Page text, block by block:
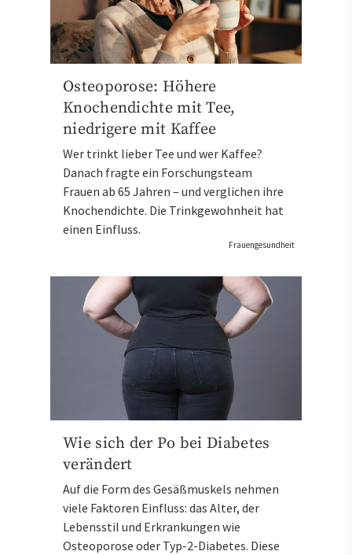
Osteoporose: Höhere
Knochendichte mit Tee,
niedrigere mit Kaffee
Wer trinkt lieber Tee und wer Kaffee?
Danach fragte ein Forschungsteam
Frauen ab 65 Jahren – und verglichen ihre
Knochendichte. Die Trinkgewohnheit hat
einen Einfluss.
Frauengesundheit
Wie sich der Po bei Diabetes
verändert
Auf die Form des Gesäßmuskels nehmen
viele Faktoren Einfluss: das Alter, der
Lebensstil und Erkrankungen wie
Osteoporose oder Typ-2-Diabetes. Diese